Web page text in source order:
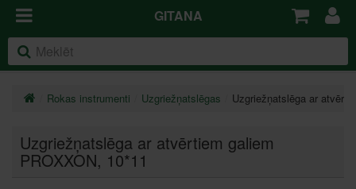
GITANA
Rokas instrumenti Uzgriežņatslēgas Uzgriežņatslēga ar
Uzgriežņatslēga ar atvērtiem galiem
PROXXON, 10*11